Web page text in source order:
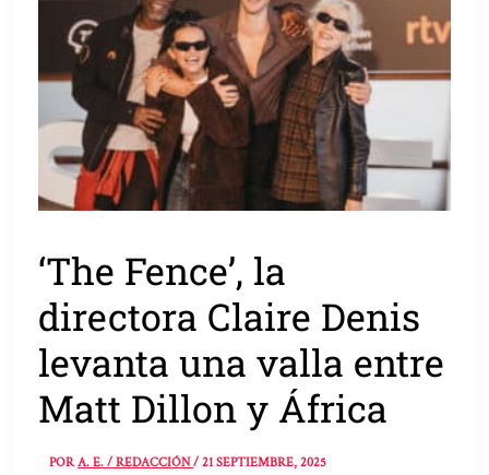
‘The Fence’, la
directora Claire Denis
levanta una valla entre
Matt Dillon y África
PORA. E. / REDACCIÓN/21 SEPTIEMBRE, 2025